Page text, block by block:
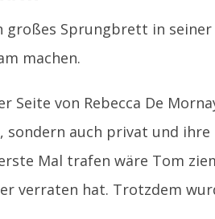
großes Sprungbrett in
machen.
Seite von Rebecca De
auch privat und ihre
Mal trafen wäre Tom
verraten hat. Trotzdem